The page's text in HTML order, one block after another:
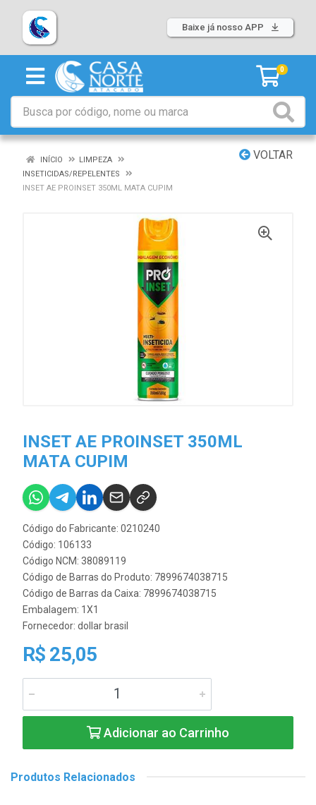
Baixe já nosso APP
0
VOLTAR
INÍCIO
LIMPEZA
INSETICIDAS/REPELENTES
INSET AE PROINSET 350ML MATA CUPIM
INSET AE PROINSET 350ML
MATA CUPIM
Código do Fabricante: 0210240
Código: 106133
Código NCM: 38089119
Código de Barras do Produto: 7899674038715
Código de Barras da Caixa: 7899674038715
Embalagem: 1X1
Fornecedor: dollar brasil
R$ 25,05
Adicionar ao Carrinho
Produtos Relacionados